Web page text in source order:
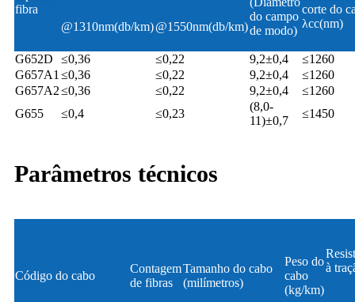
fibra
do campo
de modo)
corte do
λcc(nm)
@1310nm(db/km)@1550nm(db/km)
G652D ≤0,36 ≤0,22 9,2±0,4
≤1260
G657A1 ≤0,36 ≤0,22 9,2±0,4
≤1260
G657A2≤0,36 ≤0,22 9,2±0,4
≤1260
G655
≤0,4 ≤0,23
(8,0-
11)±0,7
≤1450
Parâmetros técnicos
Código do cabo
Contagem
de fibras
Tamanho do cabo
(milímetros)
Peso do
cabo
(kg/km)
à